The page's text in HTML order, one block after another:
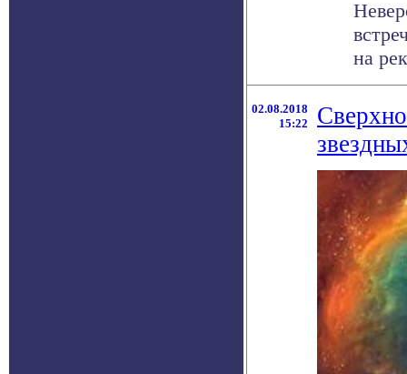
на
02.08.2018
15:22